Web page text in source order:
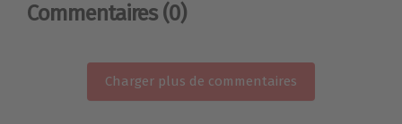
Commentaires (0)
Charger plus de commentaires